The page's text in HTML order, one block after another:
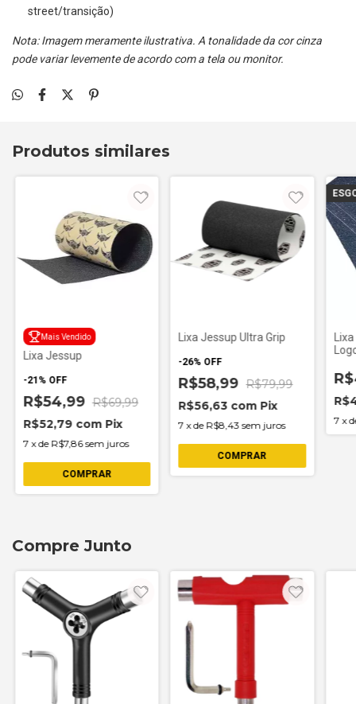
street/transição)
Nota: Imagem meramente ilustrativa. A tonalidade da cor cinza
pode variar levemente de acordo com a tela ou monitor.
Produtos similares
Mais Vendido
Lixa Jessup
-21 % OFF
R$54,99 R$69,99
R$52,79 com Pix
7 xde R$7,86 sem juros
Lixa Jessup Ultra Grip
-26% OFF
R$58,99 R$79,99
R$56,63 com Pix
7 xde R$8,43 sem juros 7 x
Compre Junto